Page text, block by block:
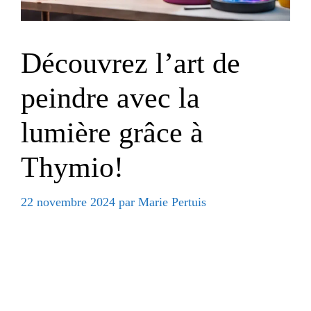
Découvrez l’art de
peindre avec la
lumière grâce à
Thymio!
22 novembre 2024 par Marie Pertuis